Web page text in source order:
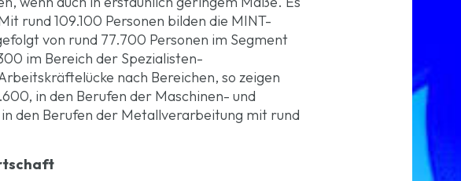
rund 109.100 Personen bilden die MINT-
von rund 77.700 Personen im Segment
im Bereich der Spezialisten-
nach Bereichen, so zeigen
in den Berufen der Maschinen- und
den Berufen der Metallverarbeitung mit rund